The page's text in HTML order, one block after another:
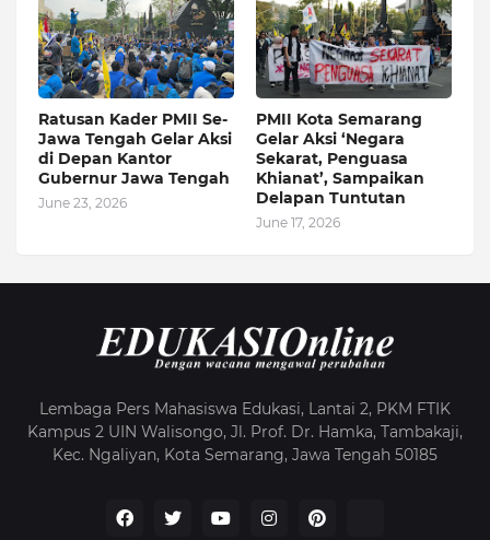
Ratusan Kader PMII Se-
Jawa Tengah Gelar Aksi
di Depan Kantor
Gubernur Jawa Tengah
June 23, 2026
PMII Kota Semarang
Gelar Aksi ‘Negara
Sekarat, Penguasa
Khianat’, Sampaikan
Delapan Tuntutan
June 17, 2026
Lembaga Pers Mahasiswa Edukasi, Lantai 2, PKM FTIK
Kampus 2 UIN Walisongo, Jl. Prof. Dr. Hamka, Tambakaji,
Kec. Ngaliyan, Kota Semarang, Jawa Tengah 50185